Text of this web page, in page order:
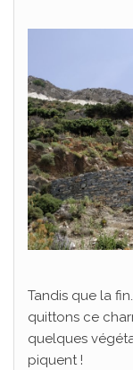
Tandis que la
quittons ce
quelques
piquent !